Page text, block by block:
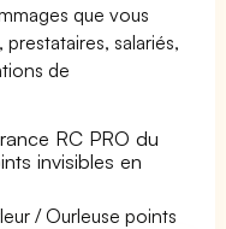
que vous
salariés,
de
RC PRO du
invisibles en
/ Ourleuse points